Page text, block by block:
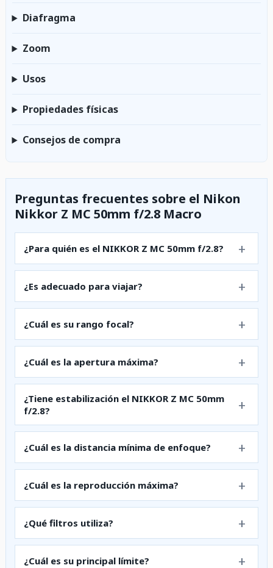
Diafragma
Zoom
Usos
Propiedades físicas
Consejos de compra
Preguntas frecuentes sobre el Nikon
Nikkor Z MC 50mm f/2.8 Macro
¿Para quién es el NIKKOR Z MC 50mm f/2.8?
¿Es adecuado para viajar?
¿Cuál es su rango focal?
¿Cuál es la apertura máxima?
¿Tiene estabilización el NIKKOR Z MC 50mm
f/2.8?
¿Cuál es la distancia mínima de enfoque?
¿Cuál es la reproducción máxima?
¿Qué filtros utiliza?
¿Cuál es su principal límite?